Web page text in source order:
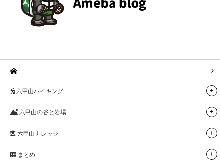
六甲山ハイキング
六甲山の谷と岩場
六甲山ナレッジ
まとめ